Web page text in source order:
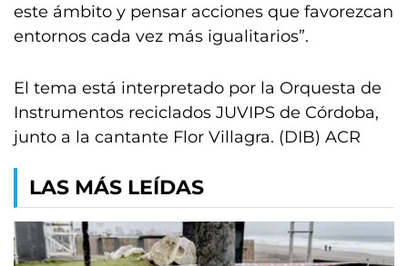
este ámbito y pensar acciones que favorezcan
entornos cada vez más igualitarios”.
El tema está interpretado por la Orquesta de
Instrumentos reciclados JUVIPS de Córdoba,
junto a la cantante Flor Villagra. (DIB) ACR
LAS MÁS LEÍDAS